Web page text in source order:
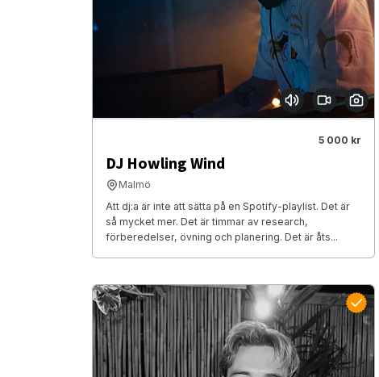
5 000 kr
DJ Howling Wind
Malmö
Att dj:a är inte att sätta på en Spotify-playlist. Det är
så mycket mer. Det är timmar av research,
förberedelser, övning och planering. Det är åts...